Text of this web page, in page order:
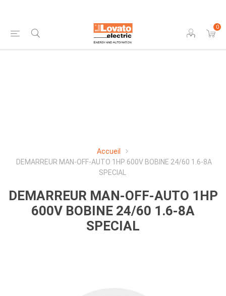
0
Accueil
DEMARREUR MAN-OFF-AUTO 1HP 600V BOBINE 24/60 1.6-8A
SPECIAL
DEMARREUR MAN-OFF-AUTO 1HP
600V BOBINE 24/60 1.6-8A
SPECIAL